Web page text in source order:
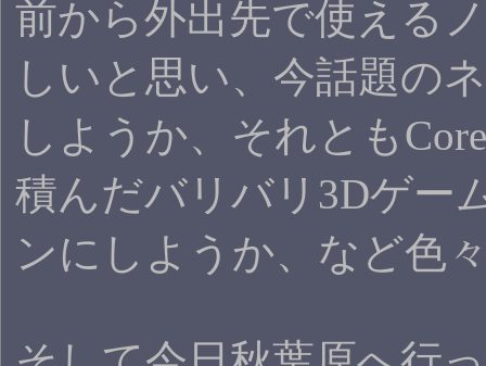
前から外出先で使える
しいと思い、今話題の
しようか、それとも
積んだバリバリ3Dゲー
ンにしようか、など色